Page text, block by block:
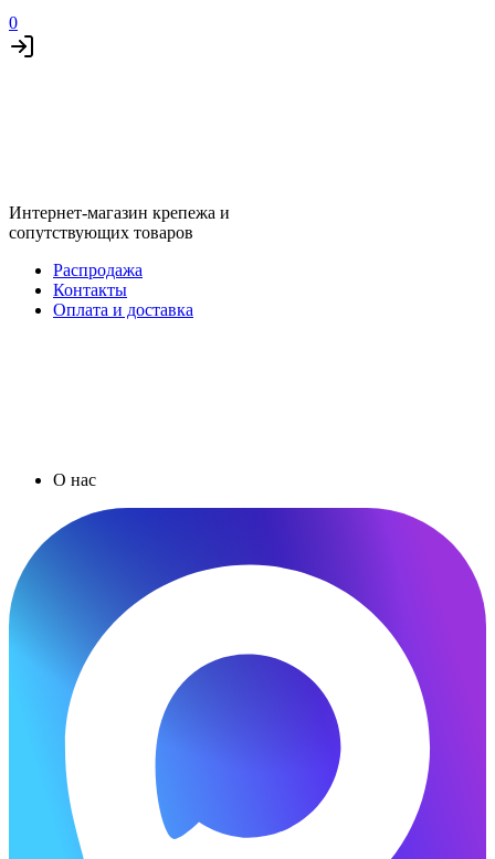
0
Интернет-магазин крепежа и
сопутствующих товаров
Распродажа
Контакты
Оплата и доставка
О нас